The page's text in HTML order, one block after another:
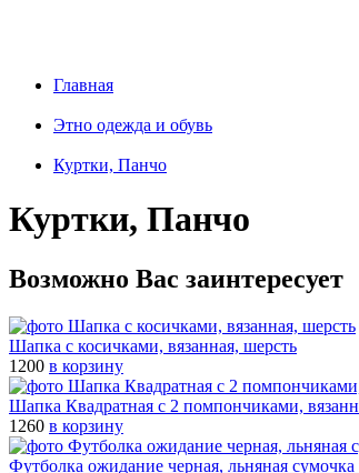
Главная
Этно одежда и обувь
Куртки, Панчо
Куртки, Панчо
Возможно Вас заинтересует
Шапка с косичками, вязанная, шерсть
1200 в корзину
Шапка Квадратная с 2 помпончиками,
1260 в корзину
Футболка ожидание черная, льняная